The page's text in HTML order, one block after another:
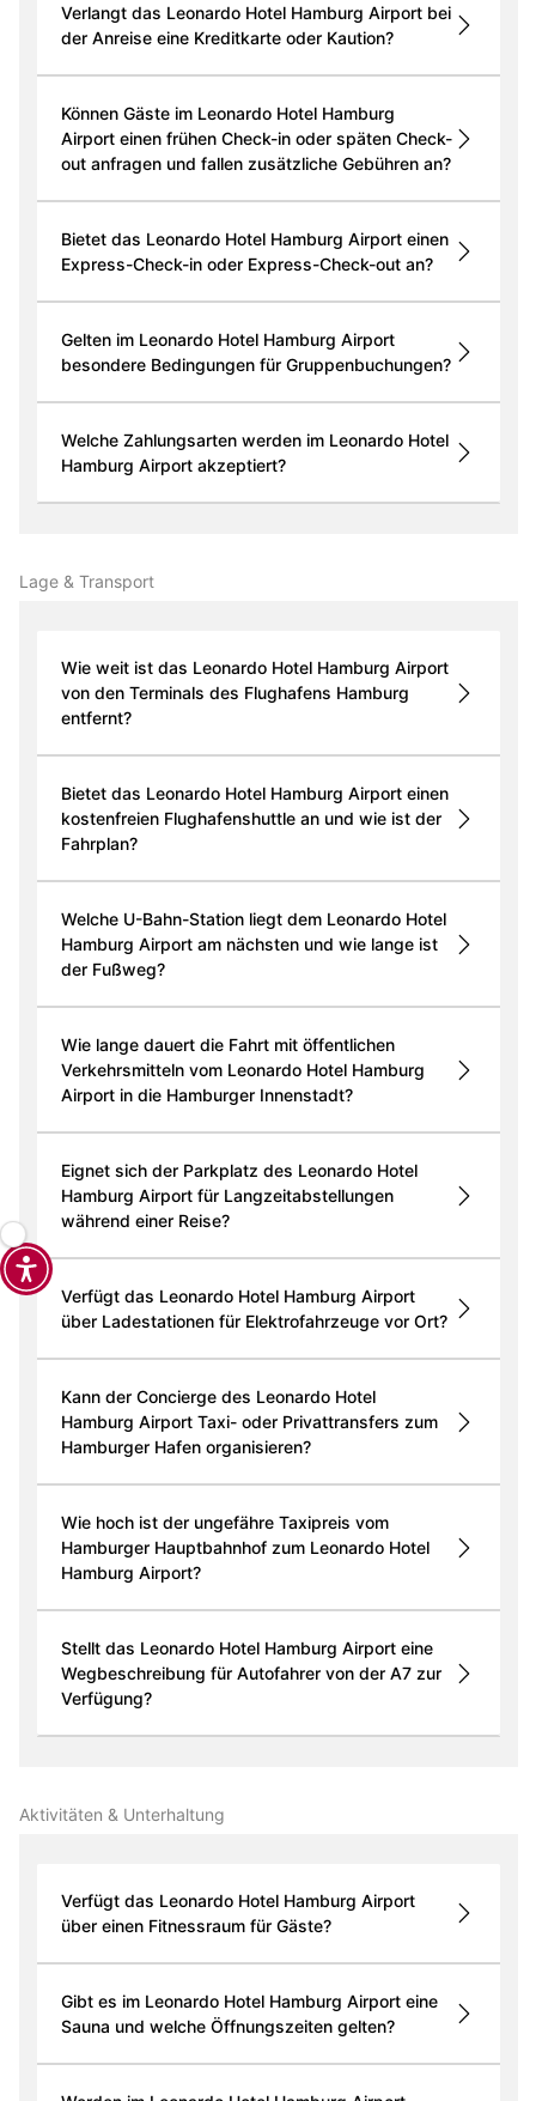
Verlangt das Leonardo Hotel Hamburg Airport bei
der Anreise eine Kreditkarte oder Kaution?
Können Gäste im Leonardo Hotel Hamburg
Airport einen frühen Check-in oder späten Check-
out anfragen und fallen zusätzliche Gebühren an?
Bietet das Leonardo Hotel Hamburg Airport einen
Express-Check-in oder Express-Check-out an?
Gelten im Leonardo Hotel Hamburg Airport
besondere Bedingungen für Gruppenbuchungen?
Welche Zahlungsarten werden im Leonardo Hotel
Hamburg Airport akzeptiert?
Lage & Transport
Wie weit ist das Leonardo Hotel Hamburg Airport
von den Terminals des Flughafens Hamburg
entfernt?
Bietet das Leonardo Hotel Hamburg Airport einen
kostenfreien Flughafenshuttle an und wie ist der
Fahrplan?
Welche U-Bahn-Station liegt dem Leonardo Hotel
Hamburg Airport am nächsten und wie lange ist
der Fußweg?
Wie lange dauert die Fahrt mit öffentlichen
Verkehrsmitteln vom Leonardo Hotel Hamburg
Airport in die Hamburger Innenstadt?
Eignet sich der Parkplatz des Leonardo Hotel
Hamburg Airport für Langzeitabstellungen
während einer Reise?
Verfügt das Leonardo Hotel Hamburg Airport
über Ladestationen für Elektrofahrzeuge vor Ort?
Kann der Concierge des Leonardo Hotel
Hamburg Airport Taxi- oder Privattransfers zum
Hamburger Hafen organisieren?
Wie hoch ist der ungefähre Taxipreis vom
Hamburger Hauptbahnhof zum Leonardo Hotel
Hamburg Airport?
Stellt das Leonardo Hotel Hamburg Airport eine
Wegbeschreibung für Autofahrer von der A7 zur
Verfügung?
Aktivitäten & Unterhaltung
Verfügt das Leonardo Hotel Hamburg Airport
über einen Fitnessraum für Gäste?
Gibt es im Leonardo Hotel Hamburg Airport eine
Sauna und welche Öffnungszeiten gelten?